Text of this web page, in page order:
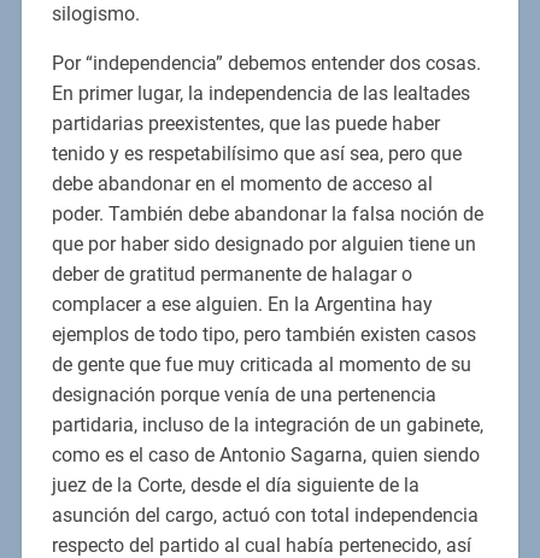
silogismo.
Por “independencia” debemos entender dos cosas.
En primer lugar, la independencia de las lealtades
partidarias preexistentes, que las puede haber
tenido y es respetabilísimo que así sea, pero que
debe abandonar en el momento de acceso al
poder. También debe abandonar la falsa noción de
que por haber sido designado por alguien tiene un
deber de gratitud permanente de halagar o
complacer a ese alguien. En la Argentina hay
ejemplos de todo tipo, pero también existen casos
de gente que fue muy criticada al momento de su
designación porque venía de una pertenencia
partidaria, incluso de la integración de un gabinete,
como es el caso de Antonio Sagarna, quien siendo
juez de la Corte, desde el día siguiente de la
asunción del cargo, actuó con total independencia
respecto del partido al cual había pertenecido, así